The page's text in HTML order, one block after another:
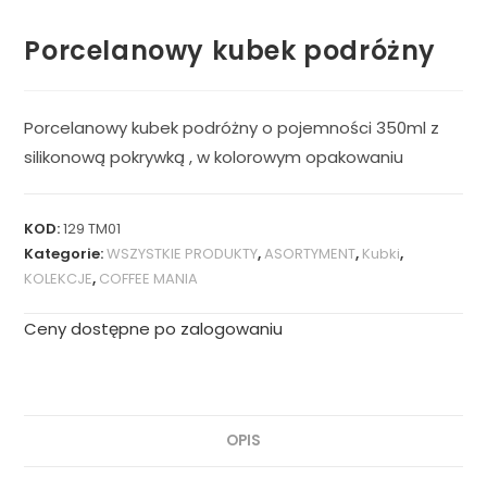
Porcelanowy kubek podróżny
Porcelanowy kubek podróżny o pojemności 350ml z
silikonową pokrywką , w kolorowym opakowaniu
KOD:129 TM01
Kategorie:WSZYSTKIE PRODUKTY,ASORTYMENT, Kubki,
KOLEKCJE, COFFEE MANIA
Ceny dostępne po zalogowaniu
OPIS